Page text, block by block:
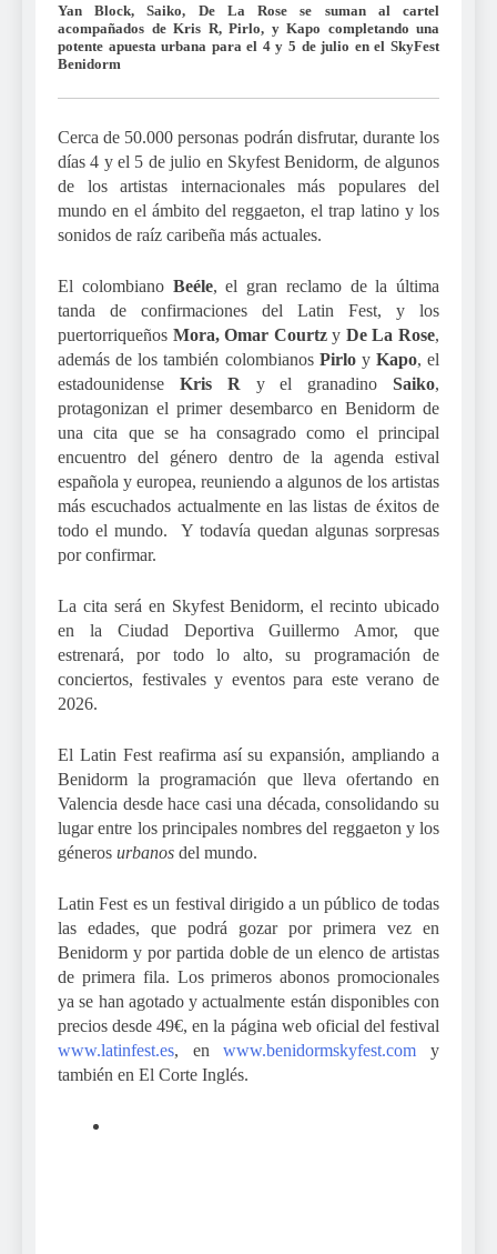
Yan Block, Saiko, De La Rose se suman al cartel
acompañados de Kris R, Pirlo, y Kapo completando una
potente apuesta urbana para el 4 y 5 de julio en el SkyFest
Benidorm
Cerca de 50.000 personas podrán disfrutar, durante los
días 4 y el 5 de julio en Skyfest Benidorm, de algunos
de los artistas internacionales más populares del
mundo en el ámbito del reggaeton, el trap latino y los
sonidos de raíz caribeña más actuales.
El colombiano Beéle, el gran reclamo de la última
tanda de confirmaciones del Latin Fest, y los
puertorriqueños Mora, Omar Courtzy De La Rose,
además de los también colombianos Pirloy Kapo, el
estadounidense Kris R y el granadinoSaiko,
protagonizan el primer desembarco en Benidorm de
una cita que se ha consagrado como el principal
encuentro del género dentro de la agenda estival
española y europea, reuniendo a algunos de los artistas
más escuchados actualmente en las listas de éxitos de
todo el mundo. Y todavía quedan algunas sorpresas
por confirmar.
La cita será en Skyfest Benidorm, el recinto ubicado
en la Ciudad Deportiva Guillermo Amor, que
estrenará, por todo lo alto, su programación de
conciertos, festivales y eventos para este verano de
2026.
El Latin Fest reafirma así su expansión, ampliando a
Benidorm la programación que lleva ofertando en
Valencia desde hace casi una década, consolidando su
lugar entre los principales nombres del reggaeton y los
géneros urbanos del mundo.
Latin Fest es un festival dirigido a un público de todas
las edades, que podrá gozar por primera vez en
Benidorm y por partida doble de un elenco de artistas
de primera fila. Los primeros abonos promocionales
ya se han agotado y actualmente están disponibles con
precios desde 49€, en la página web oficial del festival
www.latinfest.es, enwww.benidormskyfest.com y
también en El Corte Inglés.